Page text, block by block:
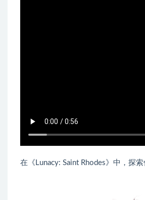
在《Lunacy: Saint Rhodes》中，探